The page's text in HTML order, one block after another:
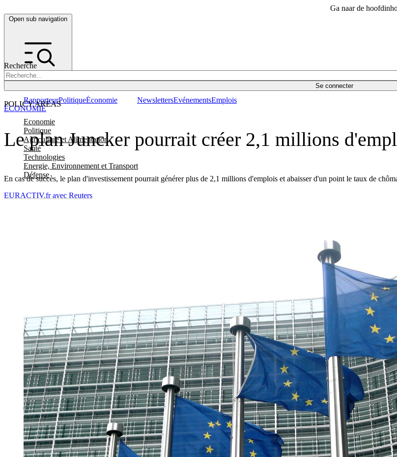
Ga naar de
Open sub navigation
Recherche
Se connecter
POLICY AREAS
Economie
Politique
Agriculture et Alimentation
Santé
Technologies
Energie, Environnement et Transport
Défense
RapporteurPolitiqueÉconomie NewslettersEvénementsEmplois
Le plan Juncker pourrait créer 2,1 millions
En cas de succès, le plan d'investissement pourrait générer plus de 2,1 millions d'emplois et abaisser d'un point le taux de
ÉCONOMIE
EURACTIV.fr avec Reuters